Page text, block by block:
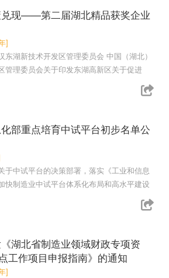
兑现——第二届湖北精品获奖企业
]
湖新技术开发区管理委员会 中国（湖北）
管理委员会关于印发东湖高新区关于促进
部重点培育中试平台初步名单公
于中试平台的决策部署，落实《工业和信息
快制造业中试平台体系化布局和高水平建设
湖北省制造业领域财政专项资
工作项目申报指南》的通知
]